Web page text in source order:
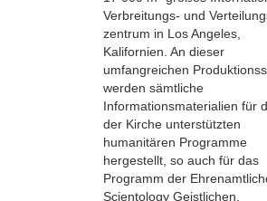
Verbreitungs- und
zentrum in Los Angeles,
Kalifornien. An dieser
umfangreichen
werden sämtliche
Informationsmaterialien für
der Kirche unterstützten
humanitären Programme
hergestellt, so auch für das
Programm der
Scientology Geistlichen.